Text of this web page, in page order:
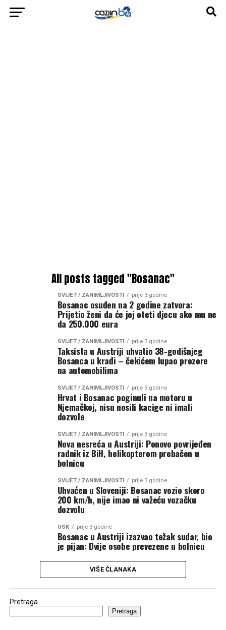
All posts tagged "Bosanac"
SVIJET / ZANIMLJIVOSTI prije 3 godine
Bosanac osuđen na 2 godine zatvora:
Prijetio ženi da će joj oteti djecu ako mu ne
da 250.000 eura
SVIJET / ZANIMLJIVOSTI prije 3 godine
Taksista u Austriji uhvatio 38-godišnjeg
Bosanca u krađi – čekićem lupao prozore
na automobilima
SVIJET / ZANIMLJIVOSTI prije 3 godine
Hrvat i Bosanac poginuli na motoru u
Njemačkoj, nisu nosili kacige ni imali
dozvole
SVIJET / ZANIMLJIVOSTI prije 3 godine
Nova nesreća u Austriji: Ponovo povrijeđen
radnik iz BiH, helikopterom prebačen u
bolnicu
SVIJET / ZANIMLJIVOSTI prije 3 godine
Uhvaćen u Sloveniji: Bosanac vozio skoro
200 km/h, nije imao ni važeću vozačku
dozvolu
USK prije 3 godine
Bosanac u Austriji izazvao težak sudar, bio
je pijan: Dvije osobe prevezene u bolnicu
VIŠE ČLANAKA
Pretraga
Pretraga